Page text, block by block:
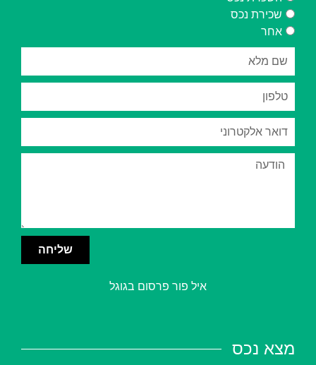
שכירת נכס
אחר
שליחה
איל פור פרסום בגוגל
מצא נכס